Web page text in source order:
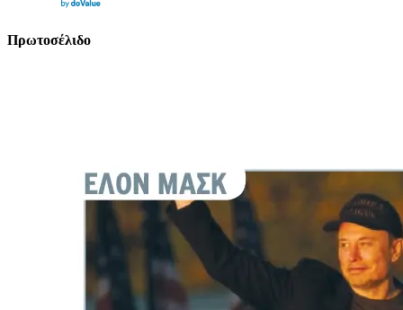
Πρωτοσέλιδο